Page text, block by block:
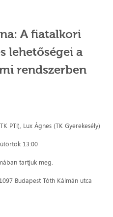
A fiatalkori
lehetőségei a
rendszerben
PTI), Lux Ágnes (TK Gyerekesély)
13:00
tartjuk meg.
Budapest Tóth Kálmán utca